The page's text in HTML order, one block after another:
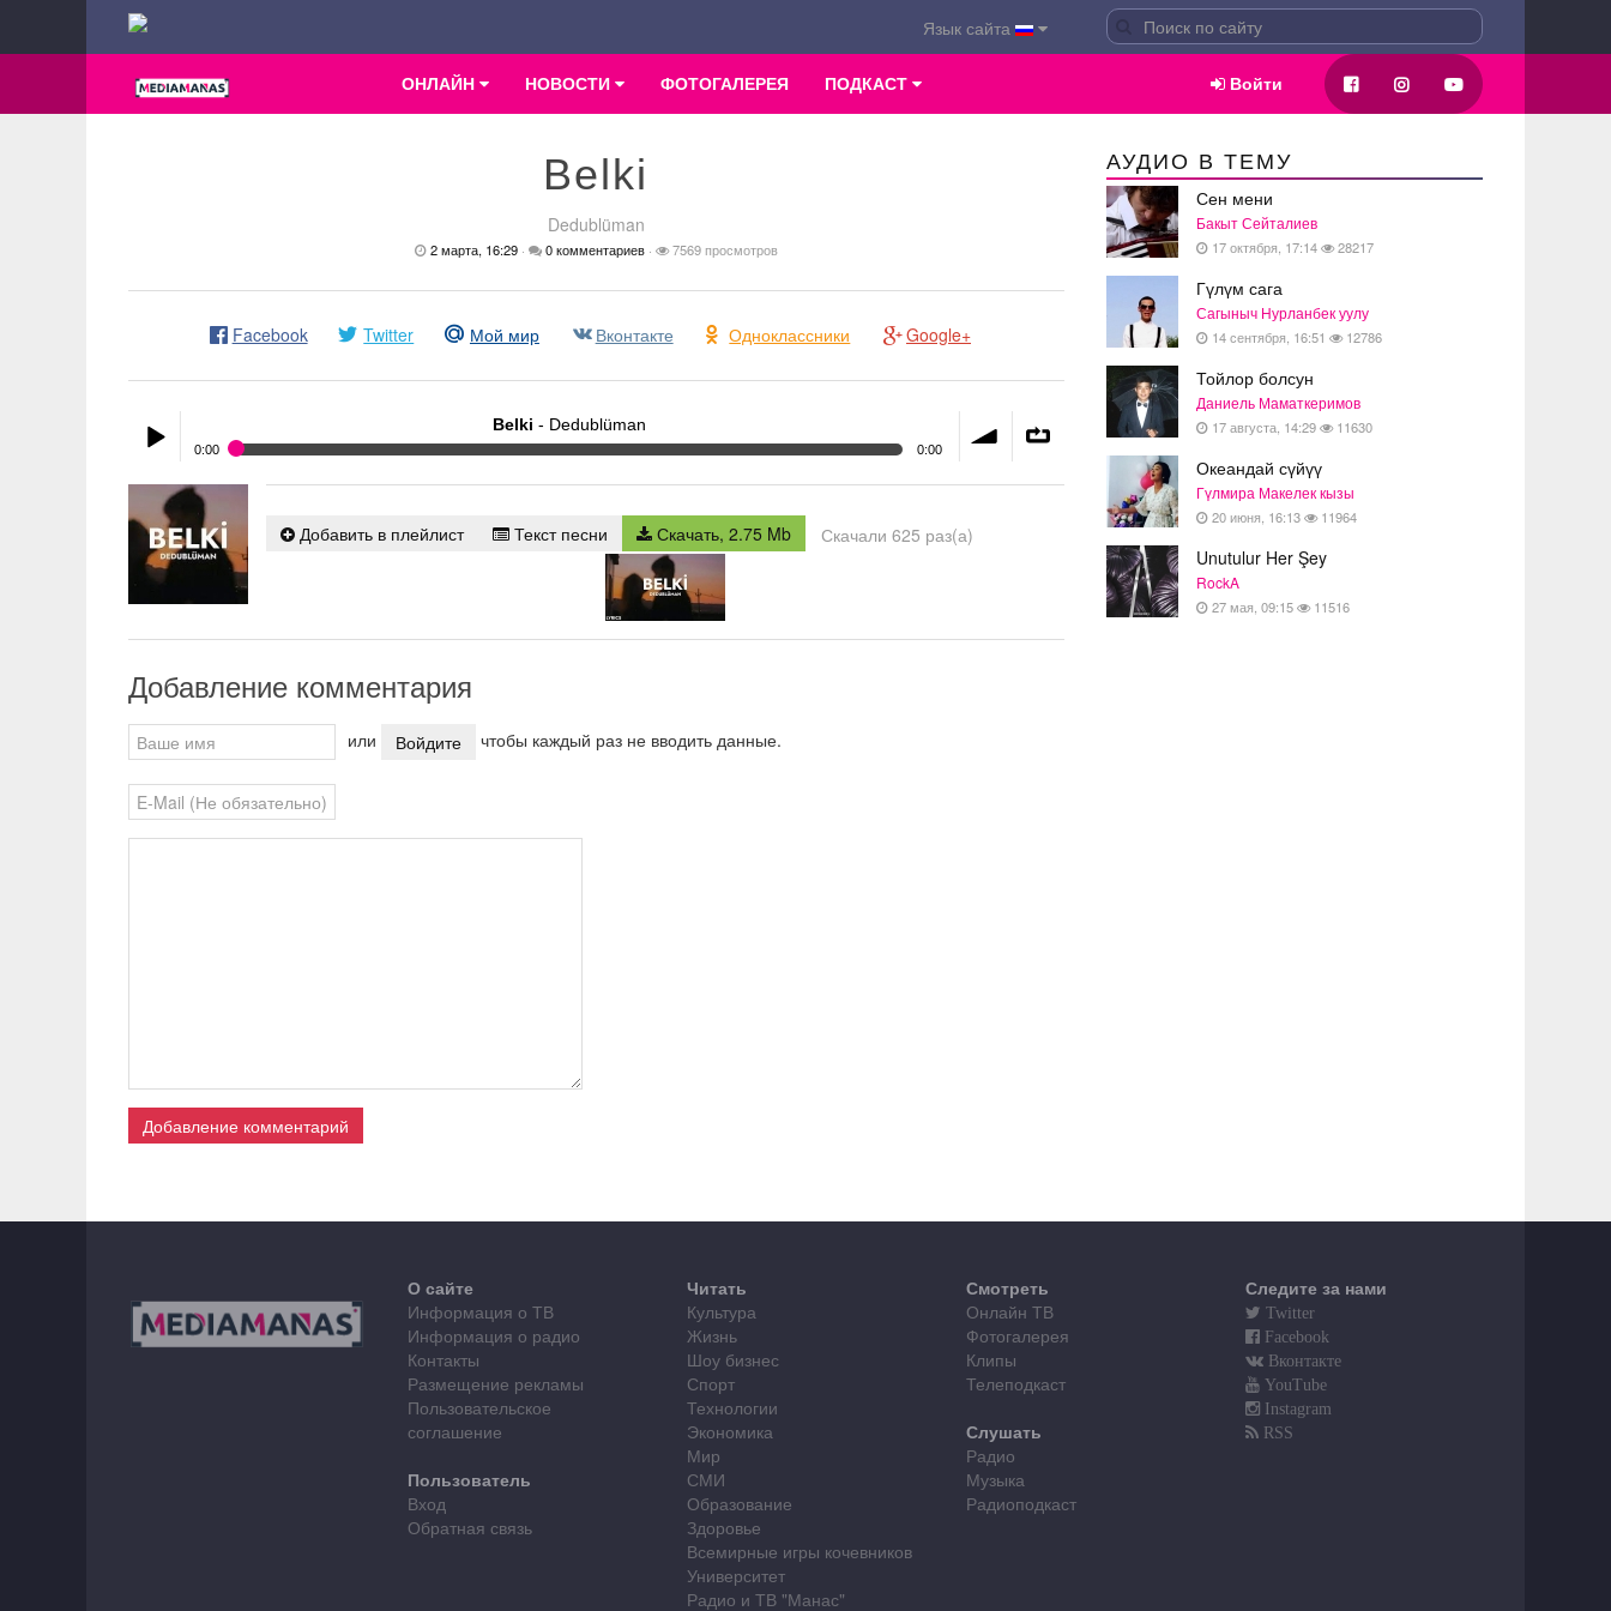
Язык сайта
ОНЛАЙН НОВОСТИ ФОТОГАЛЕРЕЯ ПОДКАСТ Войти
Belki
Dedublüman
2 марта, 16:29· 0 комментариев· 7569 просмотров
Facebook Twitter Мой мир Вконтакте Одноклассники Google+
Play /
pause
Belki - Dedublüman
0:00 0:00
Belki- Dedublüman
Добавить в плейлист Текст песни Скачать, 2.75 Mb Скачали 625 раз(а)
Добавление комментария
или Войдите чтобы каждый раз не вводить данные.
Добавление комментарий
АУДИО В ТЕМУ
Сен мени
Бакыт Сейталиев
17 октября, 17:14 28217
Гүлүм сага
Сагыныч Нурланбек уулу
14 сентября, 16:51 12786
Тойлор болсун
Даниель Маматкеримов
17 августа, 14:29 11630
Океандай сүйүү
Гүлмира Макелек кызы
20 июня, 16:13 11964
Unutulur Her Şey
RockA
27 мая, 09:15 11516
О сайте
Информация о ТВ
Информация о радио
Контакты
Размещение рекламы
Пользовательское
соглашение
Пользователь
Вход
Обратная связь
Читать
Культура
Жизнь
Шоу бизнес
Спорт
Технологии
Экономика
Мир
СМИ
Образование
Здоровье
Всемирные игры кочевников
Университет
Радио и ТВ "Манас"
Смотреть
Онлайн ТВ
Фотогалерея
Клипы
Телеподкаст
Слушать
Радио
Музыка
Радиоподкаст
Следите за нами
Twitter
Facebook
Вконтакте
YouTube
Instagram
RSS